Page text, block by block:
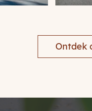
Ontdek